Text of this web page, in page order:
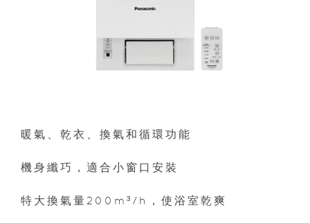
暖氣、乾衣、換氣和循環功能
機身纖巧，適合小窗口安裝
特大換氣量200m³/h，使浴室乾爽